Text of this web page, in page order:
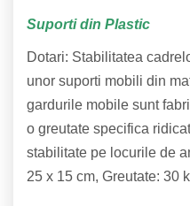
Suporti din Plastic
Dotari: Stabilitatea
unor suporti mobili din
gardurile mobile sunt
o greutate specifica
stabilitate pe locurile de
25 x 15 cm, Greutate: 30